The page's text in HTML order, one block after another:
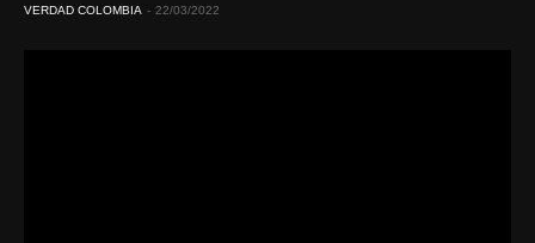
VERDAD COLOMBIA 22/03/2022